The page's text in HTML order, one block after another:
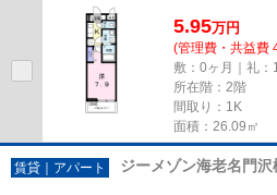
5.95万円
(管理費・共益費
敷：0ヶ月｜礼：
所在階：2階
間取り：1K
面積：26.09㎡
賃貸｜アパート ジーメゾン海老名門沢